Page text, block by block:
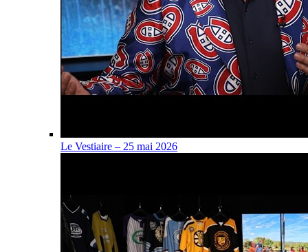
Le Vestiaire – 25 mai 2026